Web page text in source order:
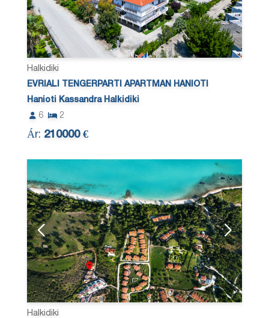
Halkidiki
EVRIALI TENGERPARTI APARTMAN HANIOTI
Hanioti Kassandra Halkidiki
6
2
Ár: 210000 €
Halkidiki